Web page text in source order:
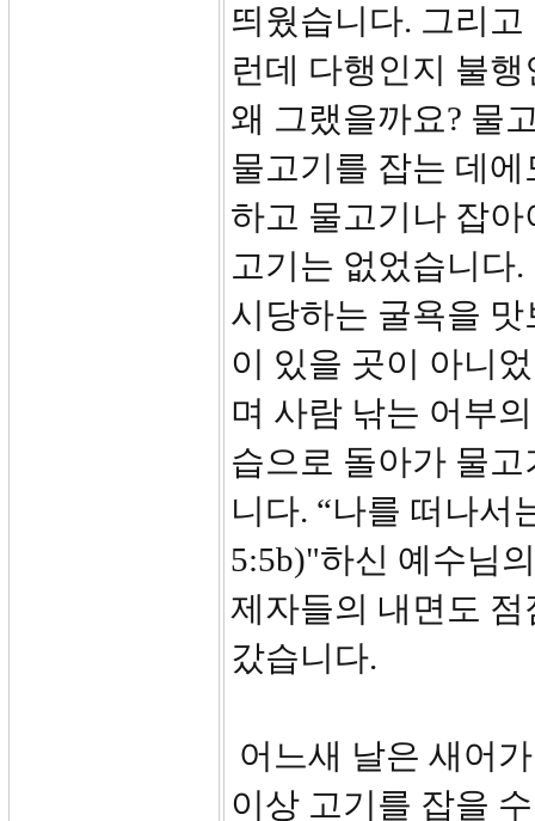
띄웠습니다. 그리
런데 다행인지 불
왜 그랬을까요? 물
물고기를 잡는 데
하고 물고기나 잡
고기는 없었습니다
시당하는 굴욕을
이 있을 곳이 아니
며 사람 낚는 어부
습으로 돌아가 물
니다. “나를 떠나서
5:5b)"하신 예수님
제자들의 내면도
갔습니다.
어느새 날은 새어
이상 고기를 잡을